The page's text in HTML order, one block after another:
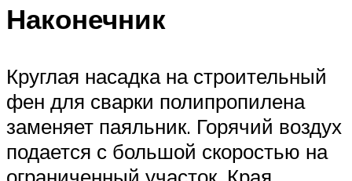
Наконечник
Круглая насадка на строительный
фен для сварки полипропилена
заменяет паяльник. Горячий воздух
подается с большой скоростью на